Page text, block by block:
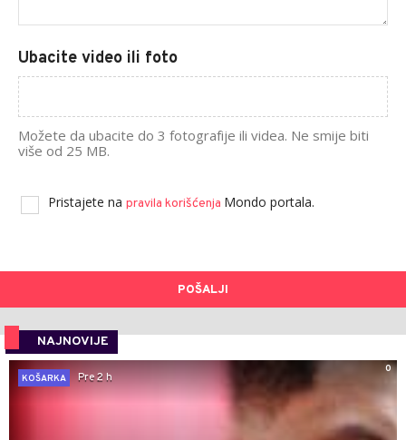
Ubacite video ili foto
Možete da ubacite do 3 fotografije ili videa. Ne smije biti
više od 25 MB.
Pristajete na pravila korišćenja Mondo portala.
POŠALJI
NAJNOVIJE
0
KOŠARKA
Pre 2 h